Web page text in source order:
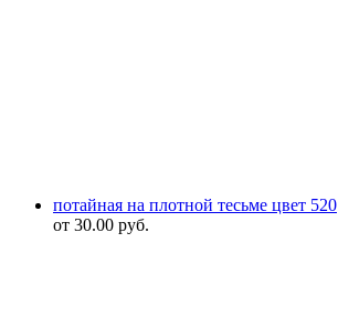
потайная на плотной тесьме цвет 520
от 30.00 руб.